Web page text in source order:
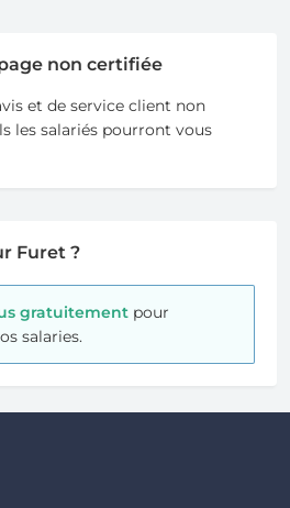
non certifiée
et de service client non
les salariés pourront vous
Furet ?
gratuitementpour
salaries.